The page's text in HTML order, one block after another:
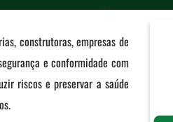
construtoras, empresas de
e conformidade com
riscos e preservar a saúde